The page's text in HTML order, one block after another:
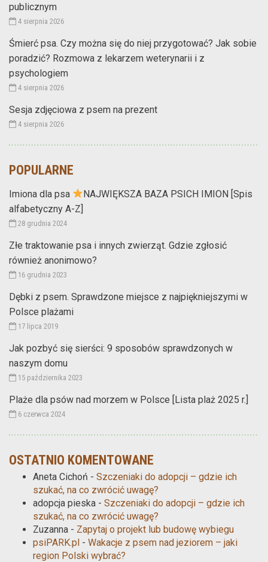
publicznym
4 sierpnia 2026
Śmierć psa. Czy można się do niej przygotować? Jak sobie
poradzić? Rozmowa z lekarzem weterynarii i z
psychologiem
4 sierpnia 2026
Sesja zdjęciowa z psem na prezent
4 sierpnia 2026
POPULARNE
Imiona dla psa
NAJWIĘKSZA BAZA PSICH IMION [Spis
alfabetyczny A-Z]
28 grudnia 2024
Złe traktowanie psa i innych zwierząt. Gdzie zgłosić
również anonimowo?
16 grudnia 2023
Dębki z psem. Sprawdzone miejsce z najpiękniejszymi w
Polsce plażami
17 lipca 2019
Jak pozbyć się sierści: 9 sposobów sprawdzonych w
naszym domu
15 października 2023
Plaże dla psów nad morzem w Polsce [Lista plaż 2025 r.]
6 czerwca 2024
OSTATNIO KOMENTOWANE
Aneta Cichoń - Szczeniaki do adopcji – gdzie ich
szukać, na co zwrócić uwagę?
adopcja pieska - Szczeniaki do adopcji – gdzie ich
szukać, na co zwrócić uwagę?
Zuzanna - Zapytaj o projekt lub budowę wybiegu
psiPARK.pl - Wakacje z psem nad jeziorem – jaki
region Polski wybrać?